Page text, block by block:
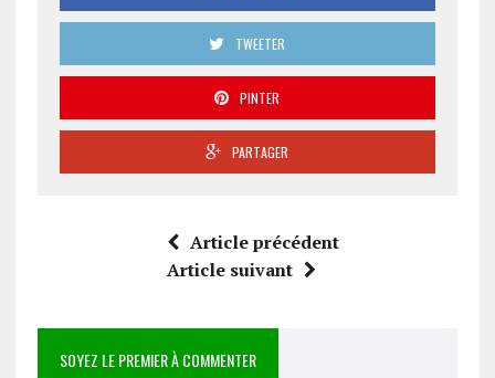
TWEETER
PINTER
PARTAGER
Article précédent
Article suivant
SOYEZ LE PREMIER À COMMENTER